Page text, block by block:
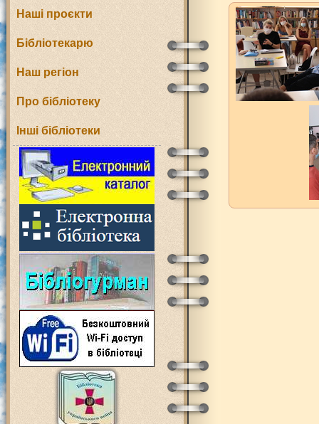
Наші проєкти
Бібліотекарю
Наш регіон
Про бібліотеку
Інші бібліотеки